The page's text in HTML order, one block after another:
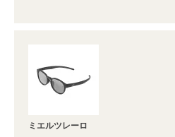
ミエルツレーロ